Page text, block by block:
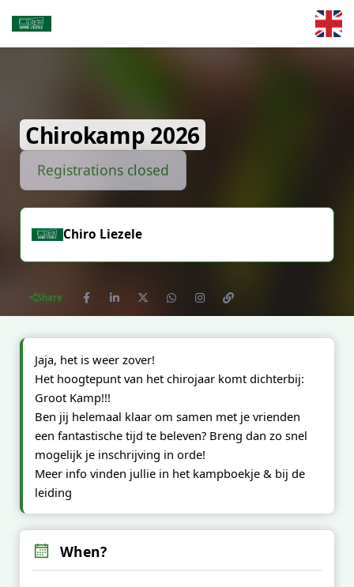
Chirokamp 2026
Registrations closed
Chiro Liezele
Share
Jaja, het is weer zover!
Het hoogtepunt van het chirojaar komt dichterbij:
Groot Kamp!!!
Ben jij helemaal klaar om samen met je vrienden
een fantastische tijd te beleven? Breng dan zo snel
mogelijk je inschrijving in orde!
Meer info vinden jullie in het kampboekje & bij de
leiding
When?